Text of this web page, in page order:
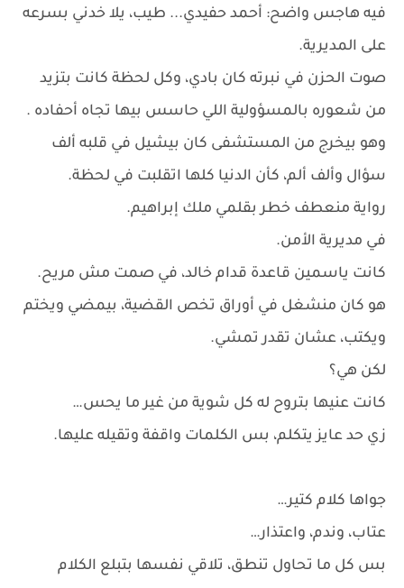
فيه هاجس واضح: أحمد حفيدي... طيب، يلا خدني بسرعه
على المديرية.
صوت الحزن في نبرته كان بادي، وكل لحظة كانت بتزيد
من شعوره بالمسؤولية اللي حاسس بيها تجاه أحفاده .
وهو بيخرج من المستشفى كان بيشيل في قلبه ألف
سؤال وألف ألم، كأن الدنيا كلها اتقلبت في لحظة.
رواية منعطف خطر بقلمي ملك إبراهيم.
في مديرية الأمن.
كانت ياسمين قاعدة قدام خالد، في صمت مش مريح.
هو كان منشغل في أوراق تخص القضية، بيمضي ويختم
ويكتب، عشان تقدر تمشي.
لكن هي؟
كانت عنيها بتروح له كل شوية من غير ما يحس…
زي حد عايز يتكلم، بس الكلمات واقفة وتقيله عليها.
جواها كلام كتير…
عتاب، وندم، واعتذار…
بس كل ما تحاول تنطق، تلاقي نفسها بتبلع الكلام